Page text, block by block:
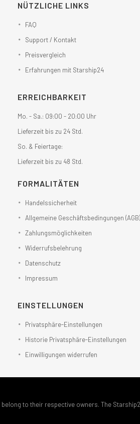
NÜTZLICHE LINKS
FAQ
Support / Kontakt
Preisvergleich
Erfahrungen mit Starship24
ERREICHBARKEIT
Mo. - Sa.: 09:00 - 20:00 Uhr
Lieferzeit bis zu 24 Std.
So. & Feiertage:
Lieferzeit bis zu 48 Std.
FORMALITÄTEN
Handelssicherheit
Allgemeine Geschäftsbedingungen (AGB)
Zahlungsmöglichkeiten
Widerrufsbelehrung
Datenschutz
Impressum
EINSTELLUNGEN
Privatsphäre-Einstellungen
Historie Privatsphäre-Einstellungen
Einwilligungen widerrufen
to their respective owners. The